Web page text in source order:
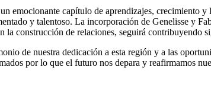
emocionante capítulo de aprendizajes, crecimiento
y talentoso. La incorporación de Genelisse y
la construcción de relaciones, seguirá
de nuestra dedicación a esta región y a las
por lo que el futuro nos depara y reafirmamos